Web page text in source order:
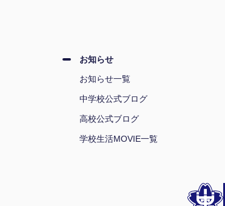
お知らせ
お知らせ一覧
中学校公式ブログ
高校公式ブログ
学校生活MOVIE一覧